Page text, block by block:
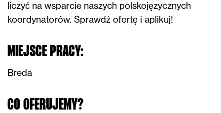
liczyć na wsparcie naszych polskojęzycznych
koordynatorów. Sprawdź ofertę i aplikuj!
MIEJSCE PRACY:
Breda
CO OFERUJEMY?